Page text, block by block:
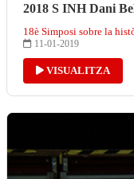
2018 S INH Dani
18è Simposi sobre la
11-01-2019
VISUALITZA